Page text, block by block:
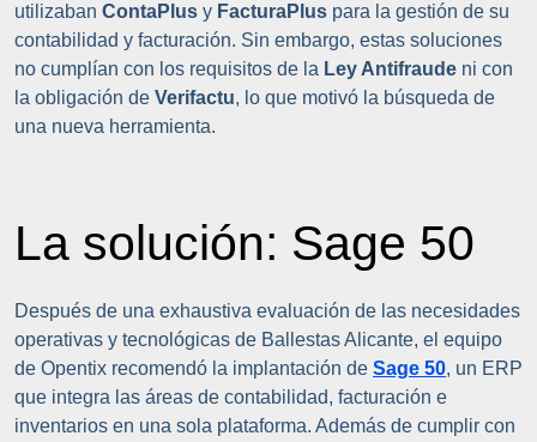
utilizaban ContaPlus y FacturaPlus para la gestión de su
contabilidad y facturación. Sin embargo, estas soluciones
no cumplían con los requisitos de la Ley Antifraude ni con
la obligación de Verifactu, lo que motivó la búsqueda de
una nueva herramienta.
La solución: Sage 50
Después de una exhaustiva evaluación de las necesidades
operativas y tecnológicas de Ballestas Alicante, el equipo
de Opentix recomendó la implantación de Sage 50, un ERP
que integra las áreas de contabilidad, facturación e
inventarios en una sola plataforma. Además de cumplir con